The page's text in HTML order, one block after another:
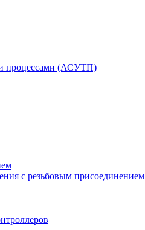
процессами (АСУТП)
с резьбовым присоединением